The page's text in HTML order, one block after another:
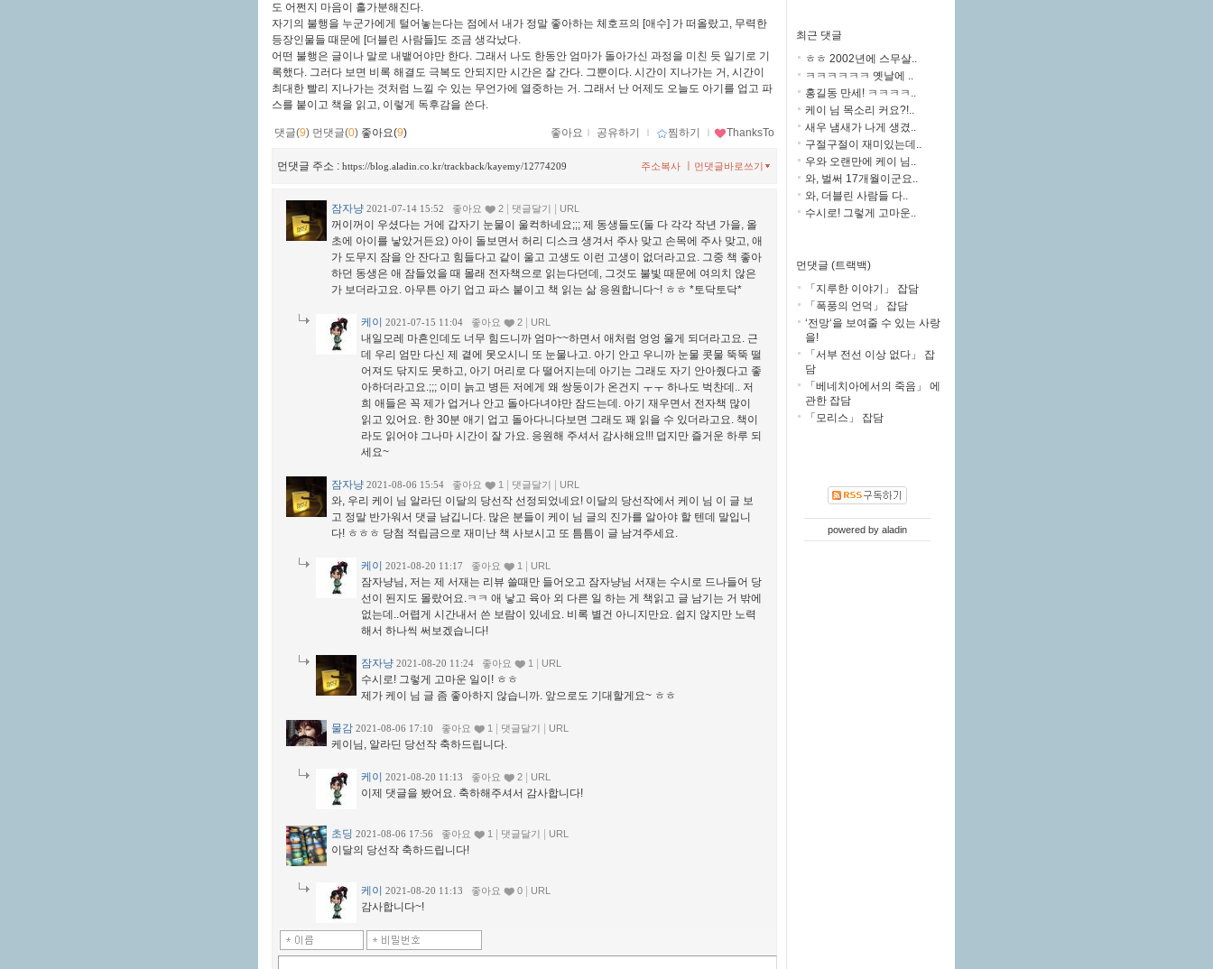
최근 댓글
ㅎㅎ 2002년에 스무살..
ㅋㅋㅋㅋㅋㅋ 옛날에 ..
홍길동 만세! ㅋㅋㅋㅋ..
케이 님 목소리 커요?!..
새우 냄새가 나게 생겼..
구절구절이 재미있는데..
우와 오랜만에 케이 님..
와, 벌써 17개월이군요..
와, 더블린 사람들 다..
수시로! 그렇게 고마운..
먼댓글 (트랙백)
「지루한 이야기」 잡담
「폭풍의 언덕」 잡담
‘전망‘을 보여줄 수 있는 사랑
을!
「서부 전선 이상 없다」 잡
담
「베네치아에서의 죽음」 에
관한 잡담
「모리스」 잡담
powered by aladin
도 어쩐지 마음이 홀가분해진다.
자기의 불행을 누군가에게 털어놓는다는 점에서 내가 정말 좋아하는 체호프의 [애수] 가 떠올랐고, 무력한
등장인물들 때문에 [더블린 사람들]도 조금 생각났다.
어떤 불행은 글이나 말로 내뱉어야만 한다. 그래서 나도 한동안 엄마가 돌아가신 과정을 미친 듯 일기로 기
록했다. 그러다 보면 비록 해결도 극복도 안되지만 시간은 잘 간다. 그뿐이다. 시간이 지나가는 거, 시간이
최대한 빨리 지나가는 것처럼 느낄 수 있는 무언가에 열중하는 거. 그래서 난 어제도 오늘도 아기를 업고 파
스를 붙이고 책을 읽고, 이렇게 독후감을 쓴다.
댓글(9) 먼댓글(0) 좋아요(9) 좋아요 ｌ 공유하기 ｌ 찜하기 ｌ ThanksTo
먼댓글 주소 : https://blog.aladin.co.kr/trackback/kayemy/12774209 먼댓글바로쓰기
주소복사
잠자냥 2021-07-14 15:52 좋아요 2 댓글달기 URL
꺼이꺼이 우셨다는 거에 갑자기 눈물이 울컥하네요;;; 제 동생들도(둘 다 각각 작년 가을, 올
초에 아이를 낳았거든요) 아이 돌보면서 허리 디스크 생겨서 주사 맞고 손목에 주사 맞고, 애
가 도무지 잠을 안 잔다고 힘들다고 같이 울고 고생도 이런 고생이 없더라고요. 그중 책 좋아
하던 동생은 애 잠들었을 때 몰래 전자책으로 읽는다던데, 그것도 불빛 때문에 여의치 않은
가 보더라고요. 아무튼 아기 업고 파스 붙이고 책 읽는 삶 응원합니다~! ㅎㅎ *토닥토닥*
케이 2021-07-15 11:04 좋아요 2 URL
내일모레 마흔인데도 너무 힘드니까 엄마~~하면서 애처럼 엉엉 울게 되더라고요. 근
데 우리 엄만 다신 제 곁에 못오시니 또 눈물나고. 아기 안고 우니까 눈물 콧물 뚝뚝 떨
어져도 닦지도 못하고, 아기 머리로 다 떨어지는데 아기는 그래도 자기 안아줬다고 좋
아하더라고요.;;; 이미 늙고 병든 저에게 왜 쌍둥이가 온건지 ㅜㅜ 하나도 벅찬데.. 저
희 애들은 꼭 제가 업거나 안고 돌아다녀야만 잠드는데. 아기 재우면서 전자책 많이
읽고 있어요. 한 30분 애기 업고 돌아다니다보면 그래도 꽤 읽을 수 있더라고요. 책이
라도 읽어야 그나마 시간이 잘 가요. 응원해 주셔서 감사해요!!! 덥지만 즐거운 하루 되
세요~
잠자냥 2021-08-06 15:54 좋아요 1 댓글달기 URL
와, 우리 케이 님 알라딘 이달의 당선작 선정되었네요! 이달의 당선작에서 케이 님 이 글 보
고 정말 반가워서 댓글 남깁니다. 많은 분들이 케이 님 글의 진가를 알아야 할 텐데 말입니
다! ㅎㅎㅎ 당첨 적립금으로 재미난 책 사보시고 또 틈틈이 글 남겨주세요.
케이 2021-08-20 11:17 좋아요 1 URL
잠자냥님, 저는 제 서재는 리뷰 쓸때만 들어오고 잠자냥님 서재는 수시로 드나들어 당
선이 된지도 몰랐어요.ㅋㅋ 애 낳고 육아 외 다른 일 하는 게 책읽고 글 남기는 거 밖에
없는데..어렵게 시간내서 쓴 보람이 있네요. 비록 별건 아니지만요. 쉽지 않지만 노력
해서 하나씩 써보겠습니다!
잠자냥 2021-08-20 11:24 좋아요 1 URL
수시로! 그렇게 고마운 일이! ㅎㅎ
제가 케이 님 글 좀 좋아하지 않습니까. 앞으로도 기대할게요~ ㅎㅎ
물감 2021-08-06 17:10 좋아요 1 댓글달기 URL
케이님, 알라딘 당선작 축하드립니다.
케이 2021-08-20 11:13 좋아요 2 URL
이제 댓글을 봤어요. 축하해주셔서 감사합니다!
초딩 2021-08-06 17:56 좋아요 1 댓글달기 URL
이달의 당선작 축하드립니다!
케이 2021-08-20 11:13 좋아요 0 URL
감사합니다~!